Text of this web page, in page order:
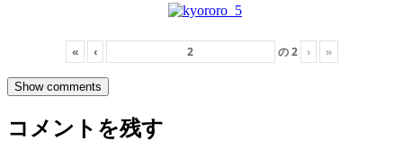
« ‹ の2 › »
Show comments
コメントを残す